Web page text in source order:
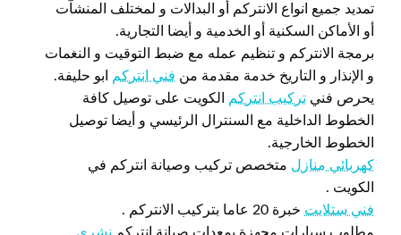
تمديد جميع انواع الانتركم أو البدالات و لمختلف المنشآت
أو الأماكن السكنية أو الخدمية و أيضا التجارية.
برمجة الانتركم و تنظيم عمله مع ضبط التوقيت و النغمات
و الإنذار و التاريخ خدمة مقدمة من فني انتركم
ابو حليفة.
يحرص فني تركيب انتركم
الكويت على توصيل كافة
الخطوط الداخلية مع السنترال الرئيسي و أيضا توصيل
الخطوط الخارجية.
كهربائي منازل متخصص تركيب وصيانة انتركم في
الكويت .
فني ستلايت خبرة 20 عاما بتركيب الانتركم .
مطلوب سيارات مجهزة بمعدات صيانة انتركم نشري